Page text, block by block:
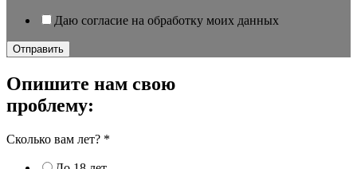
Даю согласие на обработку моих данных
Отправить
Опишите нам свою
проблему:
Сколько вам лет? *